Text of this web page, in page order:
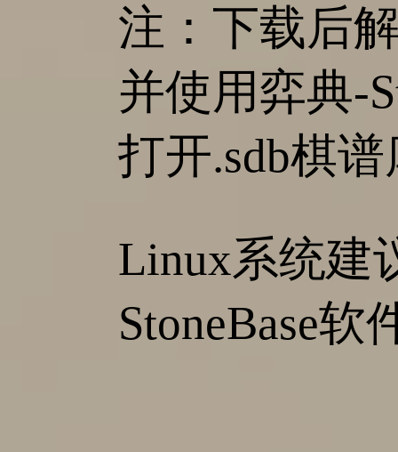
注：下载后
并使用弈典-
打开.sdb棋
Linux系统建
StoneBase软